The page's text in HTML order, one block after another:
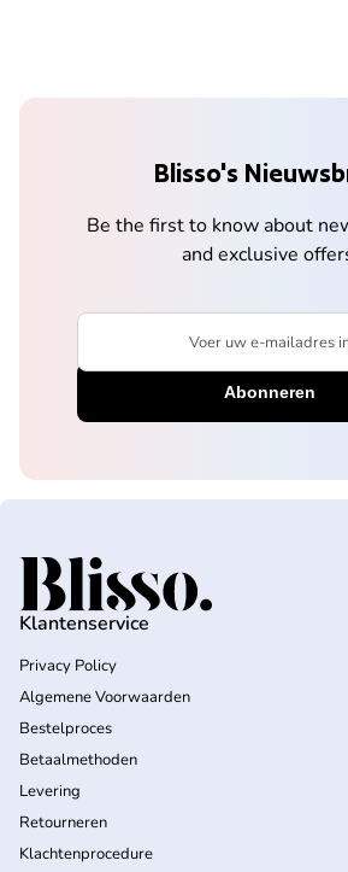
Blisso's
Be the first to know about
and exclusive
Voer uw e-mailadres in
Home
Klantenservice
Privacy Policy
Algemene Voorwaarden
Bestelproces
Betaalmethoden
Levering
Retourneren
Klachtenprocedure